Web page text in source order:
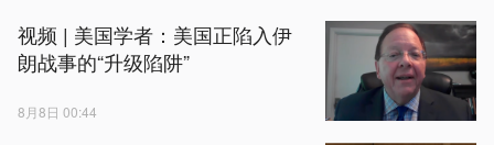
视频 | 美国学者：美国正陷入伊
朗战事的“升级陷阱”
8月8日 00:44